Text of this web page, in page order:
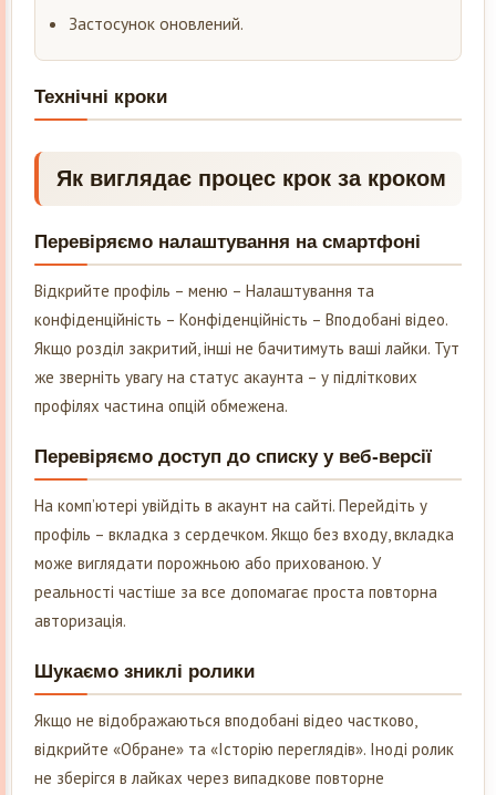
Застосунок оновлений.
Технічні кроки
Як виглядає процес крок за кроком
Перевіряємо налаштування на смартфоні
Відкрийте профіль – меню – Налаштування та
конфіденційність – Конфіденційність – Вподобані відео.
Якщо розділ закритий, інші не бачитимуть ваші лайки. Тут
же зверніть увагу на статус акаунта – у підліткових
профілях частина опцій обмежена.
Перевіряємо доступ до списку у веб-версії
На комп’ютері увійдіть в акаунт на сайті. Перейдіть у
профіль – вкладка з сердечком. Якщо без входу, вкладка
може виглядати порожньою або прихованою. У
реальності частіше за все допомагає проста повторна
авторизація.
Шукаємо зниклі ролики
Якщо не відображаються вподобані відео частково,
відкрийте «Обране» та «Історію переглядів». Іноді ролик
не зберігся в лайках через випадкове повторне